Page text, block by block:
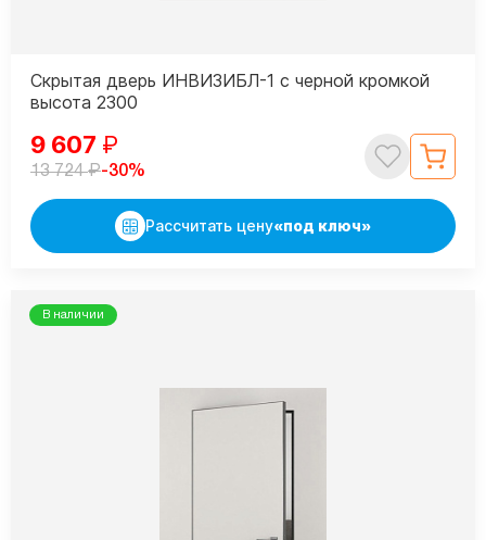
Скрытая дверь ИНВИЗИБЛ-1 с черной кромкой
высота 2300
9 607 ₽
13 724₽-30%
Рассчитать цену«под ключ»
В наличии